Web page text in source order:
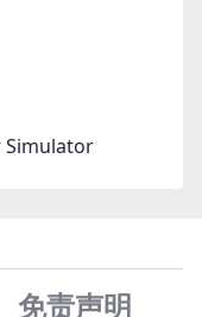
Simulator
免责声明